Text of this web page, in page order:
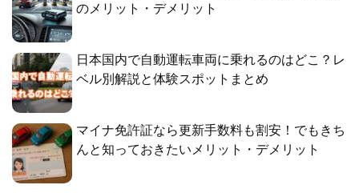
のメリット・デメリット
日本国内で自動運転車両に乗れるのはどこ？レ
ベル別解説と体験スポットまとめ
マイナ免許証なら更新手数料も割安！でもきち
んと知っておきたいメリット・デメリット